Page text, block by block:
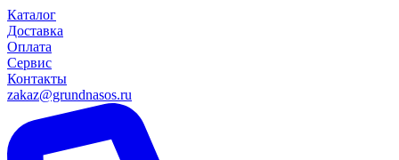
Каталог
Доставка
Оплата
Сервис
Контакты
zakaz@grundnasos.ru